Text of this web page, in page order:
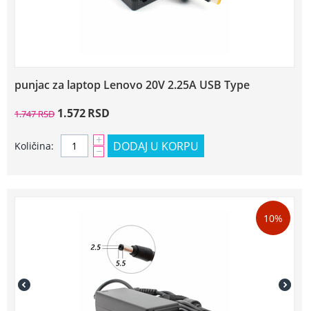
punjac za laptop Lenovo 20V 2.25A USB Type
1.747RSD 1.572RSD
Količina: +
− DODAJ U KORPU
10%